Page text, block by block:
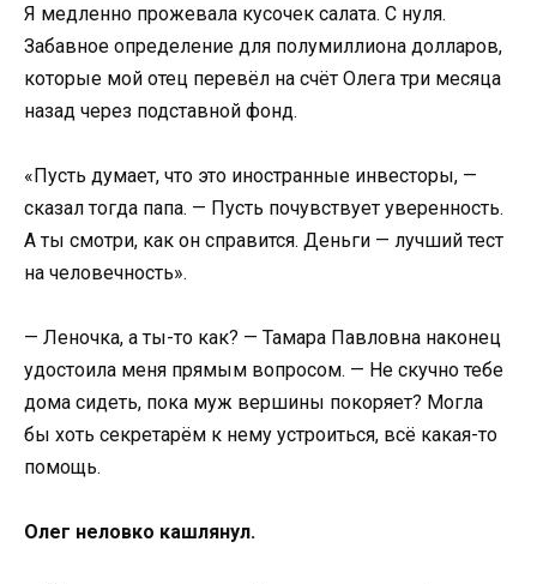
Я медленно прожевала кусочек салата. С нуля.
Забавное определение для полумиллиона долларов,
которые мой отец перевёл на счёт Олега три месяца
назад через подставной фонд.
«Пусть думает, что это иностранные инвесторы, —
сказал тогда папа. — Пусть почувствует уверенность.
А ты смотри, как он справится. Деньги — лучший тест
на человечность».
— Леночка, а ты-то как? — Тамара Павловна наконец
удостоила меня прямым вопросом. — Не скучно тебе
дома сидеть, пока муж вершины покоряет? Могла
бы хоть секретарём к нему устроиться, всё какая-то
помощь.
Олег неловко кашлянул.